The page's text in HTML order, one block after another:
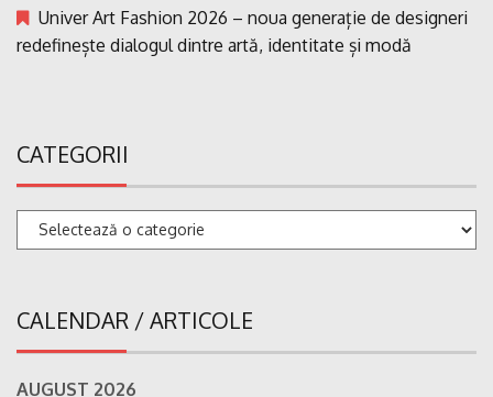
Univer Art Fashion 2026 – noua generație de designeri
redefinește dialogul dintre artă, identitate și modă
CATEGORII
Categorii
CALENDAR / ARTICOLE
AUGUST 2026